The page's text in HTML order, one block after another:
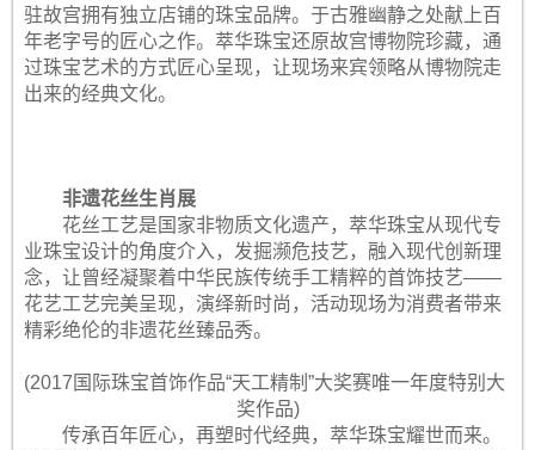
驻故宫拥有独立店铺的珠宝品牌。于古雅幽静之处献上百
年老字号的匠心之作。萃华珠宝还原故宫博物院珍藏，通
过珠宝艺术的方式匠心呈现，让现场来宾领略从博物院走
出来的经典文化。
非遗花丝生肖展
花丝工艺是国家非物质文化遗产，萃华珠宝从现代专
业珠宝设计的角度介入，发掘濒危技艺，融入现代创新理
念，让曾经凝聚着中华民族传统手工精粹的首饰技艺——
花艺工艺完美呈现，演绎新时尚，活动现场为消费者带来
精彩绝伦的非遗花丝臻品秀。
(2017国际珠宝首饰作品“天工精制”大奖赛唯一年度特别大
奖作品)
传承百年匠心，再塑时代经典，萃华珠宝耀世而来。